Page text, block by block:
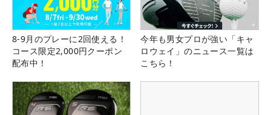
8-9月のプレーに2回使える！
コース限定2,000円クーポン
配布中！
今年も男女プロが強い「キャ
ロウェイ」のニュース一覧は
こちら！